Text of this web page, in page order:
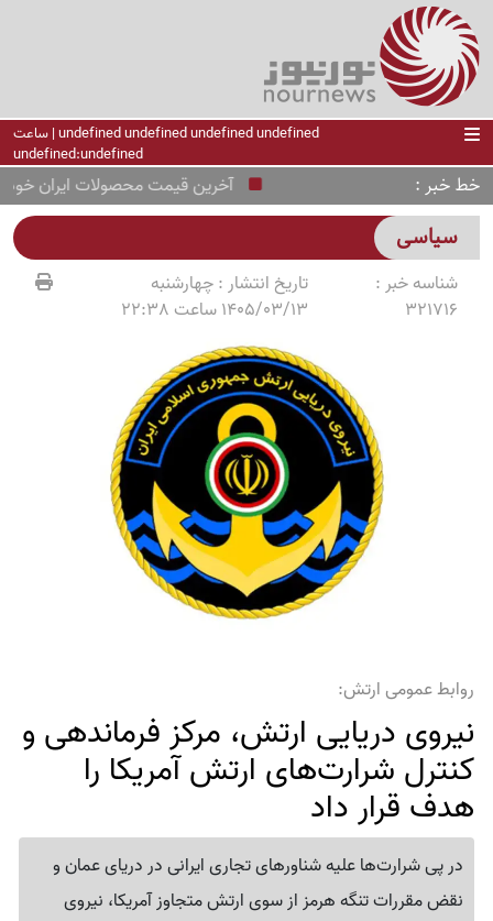
undefined undefined undefined undefined | ساعت
undefined:undefined
خط خبر آخرین قیمت محصولات ایران خودرو امروز شنبه 17 مرداد +جدول کامل
سیاسی
شناسه خبر :
321716
تاریخ انتشار :چهارشنبه
1405/03/13 ساعت 22:38
روابط عمومی ارتش:
نیروی دریایی ارتش، مرکز فرماندهی و
کنترل شرارت‌های ارتش آمریکا را
هدف قرار داد
در پی شرارت‌ها علیه شناورهای تجاری ایرانی در دریای عمان و
نقض مقررات تنگه هرمز از سوی ارتش متجاوز آمریکا، نیروی